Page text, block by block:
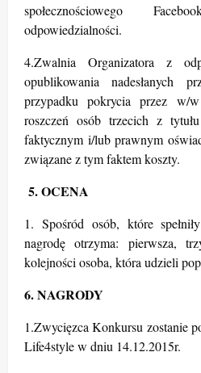
społecznościowego
odpowiedzialności.
4.Zwalnia Organizatora z
opublikowania
przypadku pokrycia przez w/
roszczeń osób trzecich z
faktycznym i/lub prawnym
związane z tym faktem koszty.
5. OCENA
1. Spośród osób, które
nagrodę otrzyma: pierwsza,
kolejności osoba, która udzieli
6. NAGRODY
1.Zwycięzca Konkursu zostanie
Life4style w dniu 14.12.2015r.